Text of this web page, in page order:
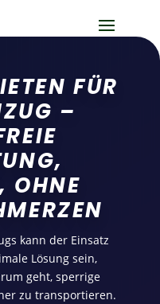
FÜR
–
OHNE
kann der Einsatz
Lösung sein,
geht, sperrige
zu transportieren.